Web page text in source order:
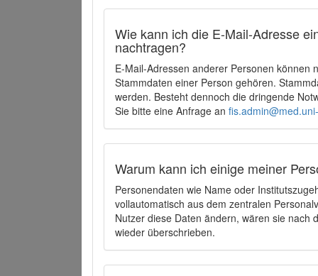
Wie kann ich die E-Mail-Adresse
nachtragen?
E-Mail-Adressen anderer Personen können
Stammdaten einer Person gehören.
werden. Besteht dennoch die dringende
Sie bitte eine Anfrage an
Warum kann ich einige meiner
Personendaten wie Name oder
vollautomatisch aus dem zentralen
Nutzer diese Daten ändern, wären sie
wieder überschrieben.